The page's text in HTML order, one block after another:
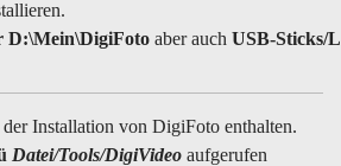
D:\Mein\DigiFoto aber auch USB-Sticks/
Installation von DigiFoto enthalten.
Datei/Tools/DigiVideo aufgerufen